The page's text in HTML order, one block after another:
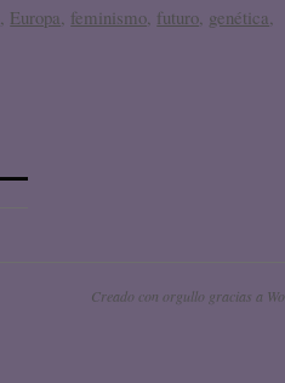
Europa feminismo futuro genética
Creado con orgullo gracias a